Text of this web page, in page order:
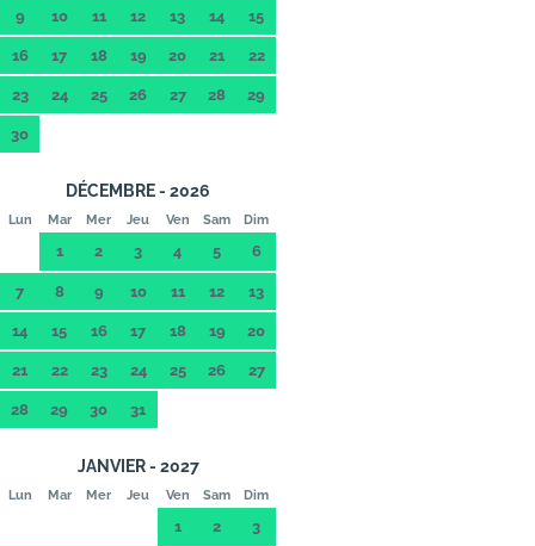
9 10 11 12 13 14 15
16 17 18 19 20 21 22
23 24 25 26 27 28 29
30
DÉCEMBRE - 2026
Lun Mar Mer Jeu Ven Sam Dim
1 2 3 4 5 6
7 8 9 10 11 12 13
14 15 16 17 18 19 20
21 22 23 24 25 26 27
28 29 30 31
JANVIER - 2027
Lun Mar Mer Jeu Ven Sam Dim
1 2 3